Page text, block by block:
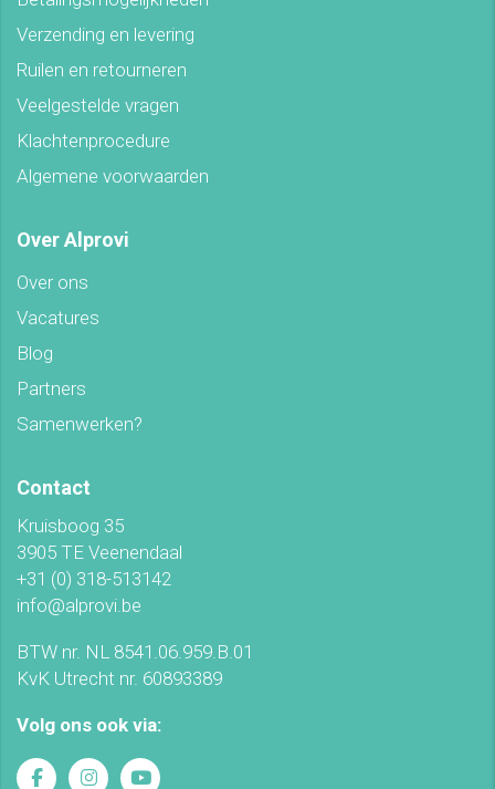
Verzending en levering
Ruilen en retourneren
Veelgestelde vragen
Klachtenprocedure
Algemene voorwaarden
Over Alprovi
Over ons
Vacatures
Blog
Partners
Samenwerken?
Contact
Kruisboog 35
3905 TE Veenendaal
+31 (0) 318-513142
info@alprovi.be
BTW nr. NL 8541.06.959.B.01
KvK Utrecht nr. 60893389
Volg ons ook via: